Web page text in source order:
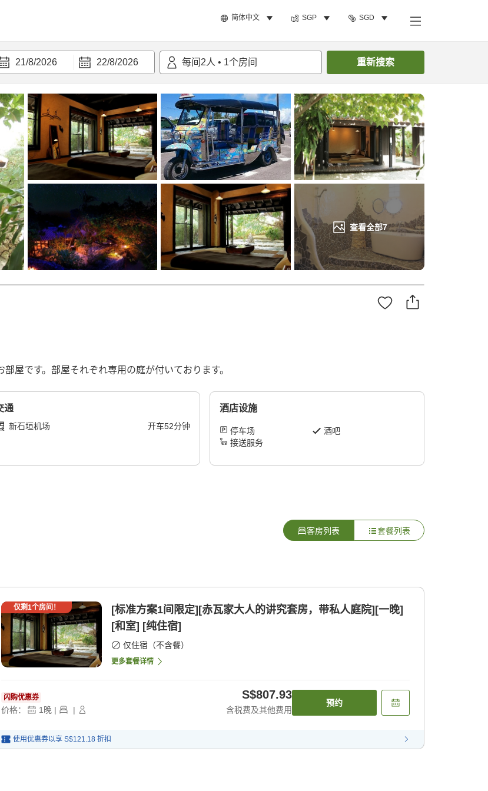
简体中文 SGP SGD
21/8/2026 22/8/2026 每间 2人 • 1个房间 重新搜索
查看全部7
搜索客房
屋です。部屋それぞれ専用の庭が付いております。
通
新石垣机场 开车52分钟
酒店设施
停车场
酒吧
接送服务
客房列表 套餐列表
仅剩1个房间！
[标准方案1间限定][赤瓦家大人的讲究套房，带私人庭院][一晚]
[和室] [纯住宿]
仅住宿（不含餐）
更多套餐详情
闪购优惠券
价格： 1晚 | |
S$807.93
含税费及其他费用
预约
使用优惠券以享 S$121.18 折扣